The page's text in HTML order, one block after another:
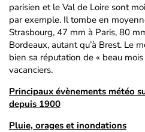
parisien et le Val de Loire sont
par exemple. Il tombe en
Strasbourg, 47 mm à Paris, 80
Bordeaux, autant qu’à Brest. Le
bien sa réputation de « beau
vacanciers.
Principaux évènements météo
depuis 1900
Pluie, orages et inondations